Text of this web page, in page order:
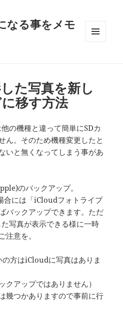
なる事をメモ
た写真を新し
移す方法
の機種と違って簡単にSDカ
ん。そのため機種変更したと
いと無くなってしまう事があ
のバックアップ。
合には「iCloudフォトライブ
バックアップできます。ただ
写真が表示できる様に一時
注意を。
の方はiCloudに写真はありま
クアップではありません）
幾つかありますので事前に行